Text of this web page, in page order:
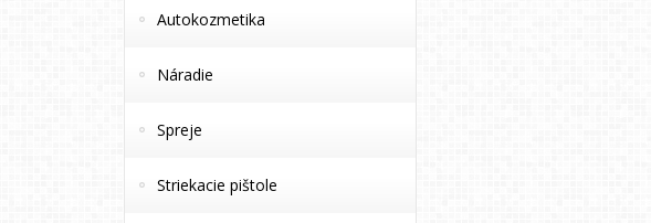
Autokozmetika
Náradie
Spreje
Striekacie pištole